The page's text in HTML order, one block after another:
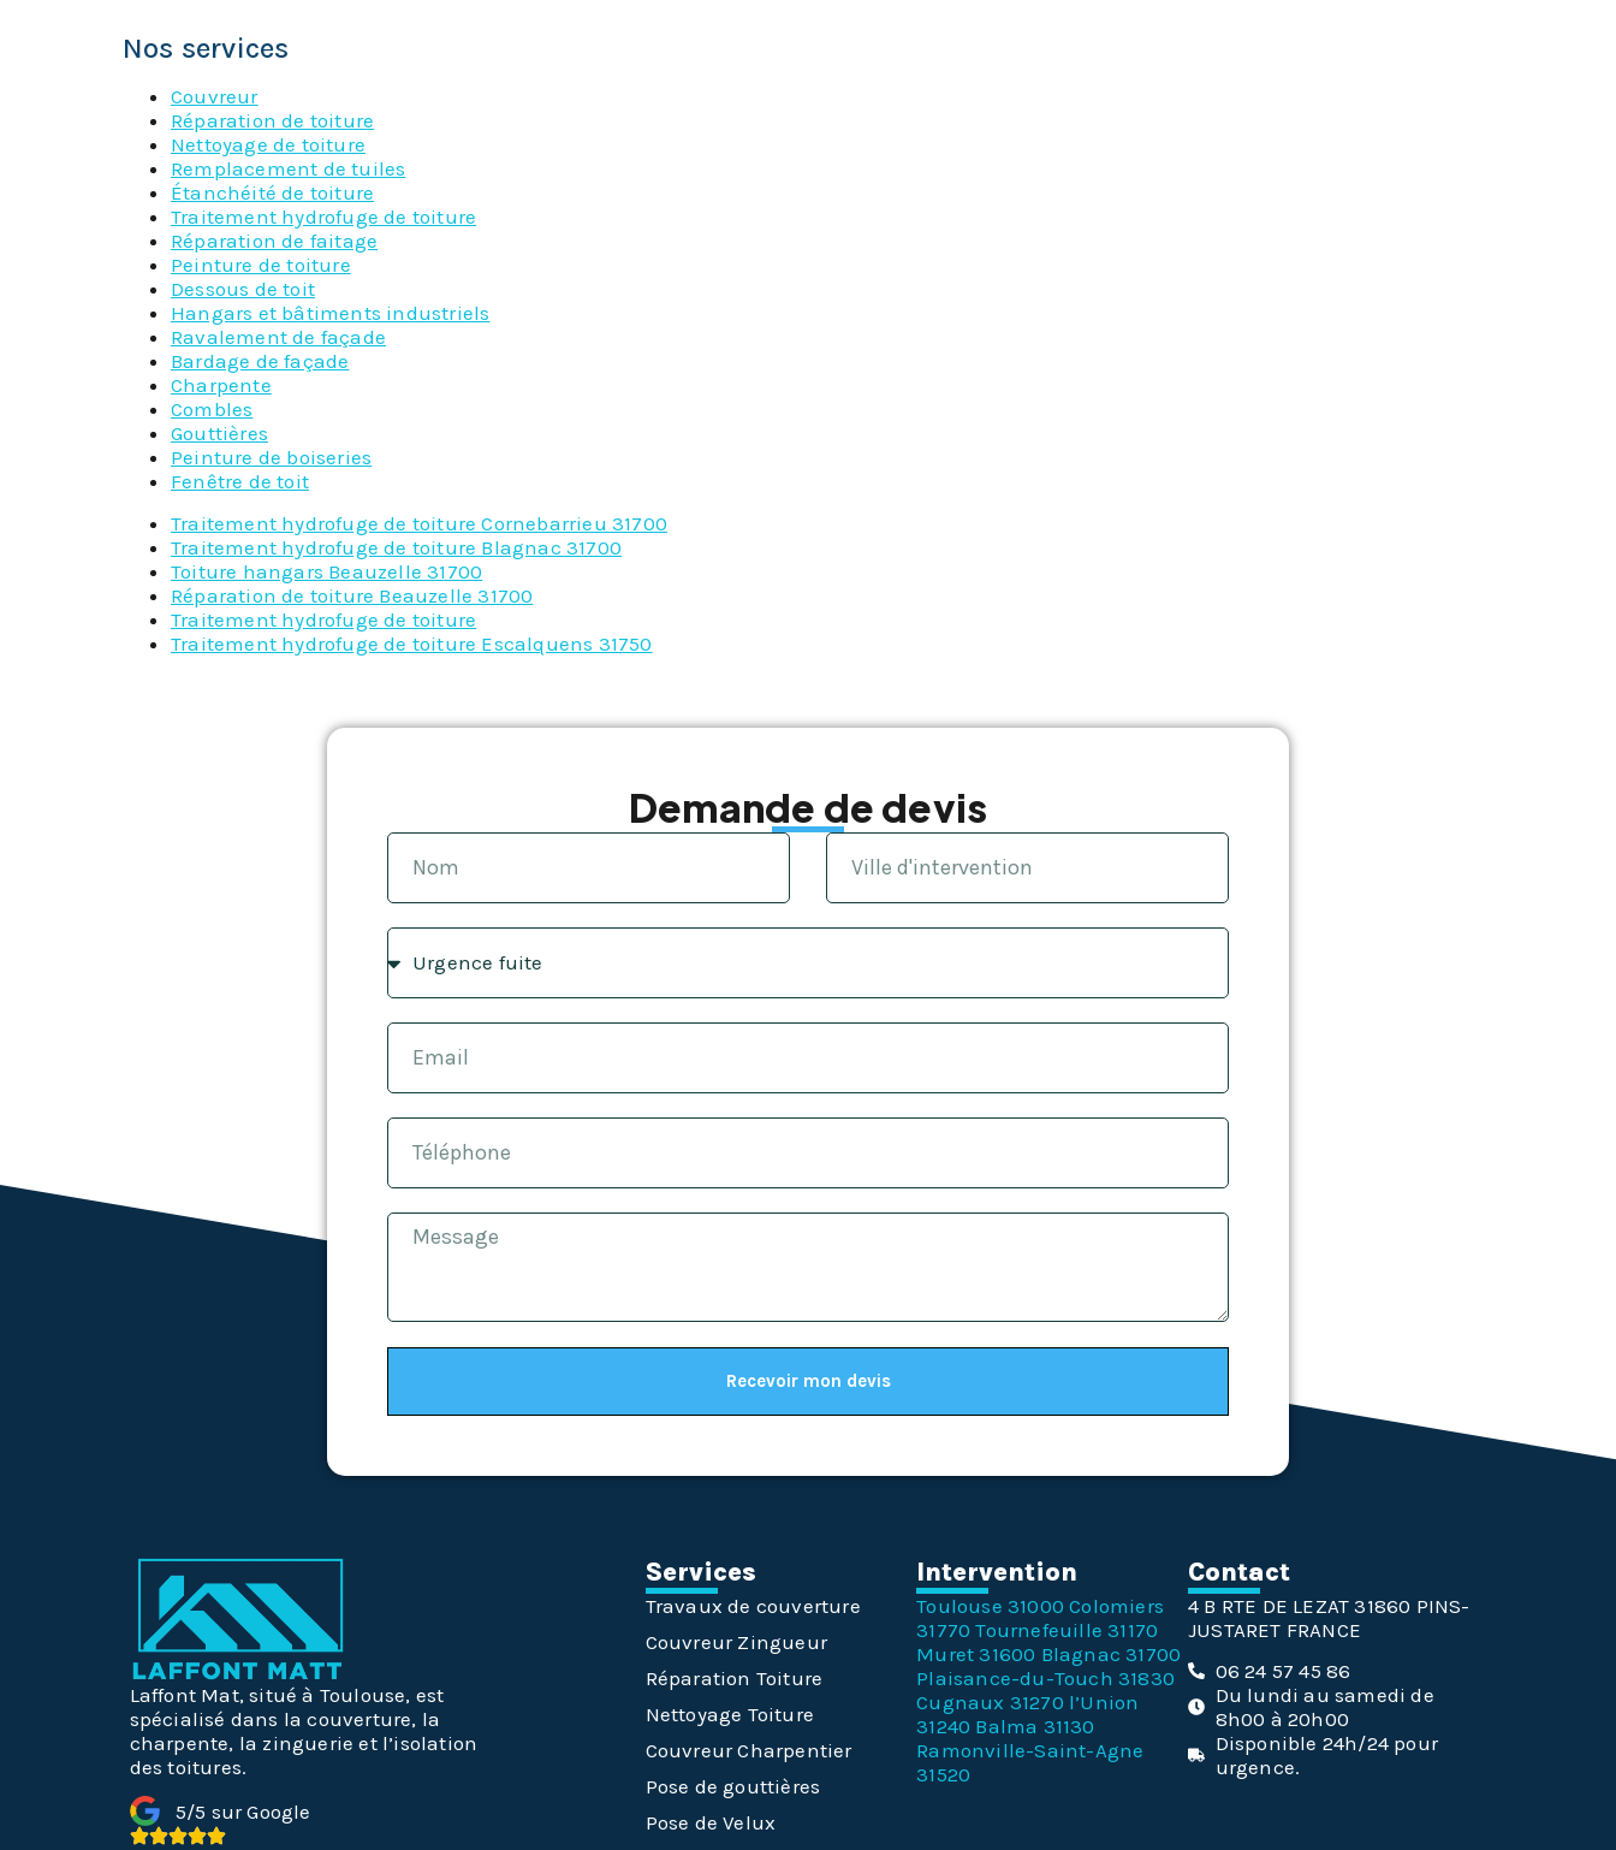
Nos services
Couvreur
Réparation de toiture
Nettoyage de toiture
Remplacement de tuiles
Étanchéité de toiture
Traitement hydrofuge de toiture
Réparation de faitage
Peinture de toiture
Dessous de toit
Hangars et bâtiments industriels
Ravalement de façade
Bardage de façade
Charpente
Combles
Gouttières
Peinture de boiseries
Fenêtre de toit
Traitement hydrofuge de toiture Cornebarrieu 31700
Traitement hydrofuge de toiture Blagnac 31700
Toiture hangars Beauzelle 31700
Réparation de toiture Beauzelle 31700
Traitement hydrofuge de toiture
Traitement hydrofuge de toiture Escalquens 31750
Demande de devis
Recevoir mon devis
Laffont Mat, situé à Toulouse, est
spécialisé dans la couverture, la
charpente, la zinguerie et l’isolation
des toitures.
5/5 sur Google
Services
Travaux de couverture
Couvreur Zingueur
Réparation Toiture
Nettoyage Toiture
Couvreur Charpentier
Pose de gouttières
Pose de Velux
Intervention
Toulouse 31000 Colomiers
31770 Tournefeuille 31170
Muret 31600 Blagnac 31700
Plaisance-du-Touch 31830
Cugnaux 31270 l’Union
31240 Balma 31130
Ramonville-Saint-Agne
31520
Contact
4 B RTE DE LEZAT 31860 PINS-
JUSTARET FRANCE
06 24 57 45 86
Du lundi au samedi de
8h00 à 20h00
Disponible 24h/24 pour
urgence.